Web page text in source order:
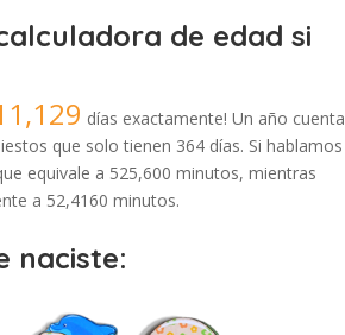
de edad si
días exactamente! Un año cuenta
que solo tienen 364 días. Si hablamos
equivale a 525,600 minutos, mientras
a 52,4160 minutos.
naciste: